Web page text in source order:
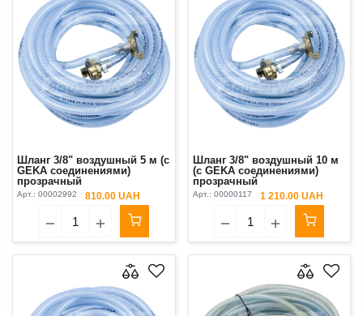
Шланг 3/8" воздушный 5 м (с
GEKA соединениями)
прозрачный
Арт.: 00002992 810.00 UAH
Шланг 3/8" воздушный 10 м
(с GEKA соединениями)
прозрачный
Арт.: 00000117 1 210.00 UAH